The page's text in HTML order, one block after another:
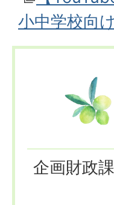
小中学校向
企画財政課